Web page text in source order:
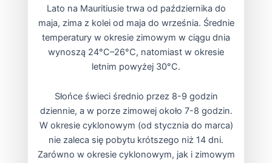
Lato na Mauritiusie trwa od października do
maja, zima z kolei od maja do września. Średnie
temperatury w okresie zimowym w ciągu dnia
wynoszą 24°C–26°C, natomiast w okresie
letnim powyżej 30°C.
Słońce świeci średnio przez 8-9 godzin
dziennie, a w porze zimowej około 7-8 godzin.
W okresie cyklonowym (od stycznia do marca)
nie zaleca się pobytu krótszego niż 14 dni.
Zarówno w okresie cyklonowym, jak i zimowym